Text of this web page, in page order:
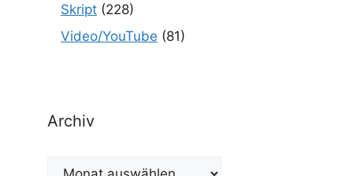
Skript (228)
Video/YouTube (81)
Archiv
Archiv